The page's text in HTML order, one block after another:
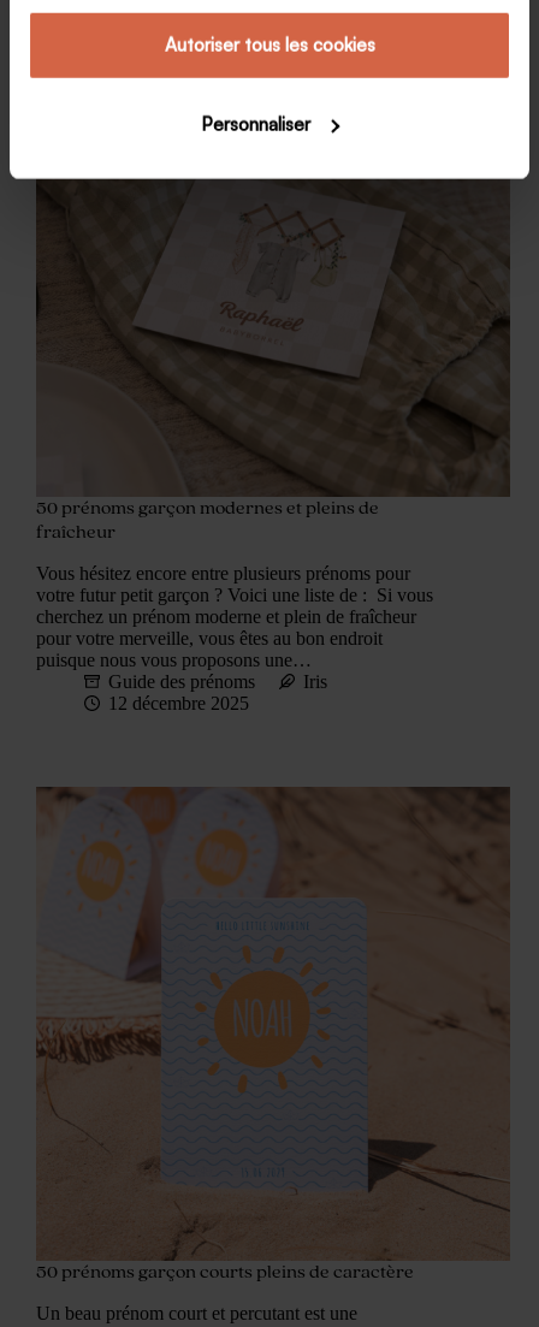
Autoriser tous les cookies
Personnaliser
50 prénoms garçon modernes et pleins de
fraîcheur
Vous hésitez encore entre plusieurs prénoms pour
votre futur petit garçon ? Voici une liste de : Si vous
cherchez un prénom moderne et plein de fraîcheur
pour votre merveille, vous êtes au bon endroit
puisque nous vous proposons une…
Guide des prénoms
Iris
12 décembre 2025
50 prénoms garçon courts pleins de caractère
Un beau prénom court et percutant est une